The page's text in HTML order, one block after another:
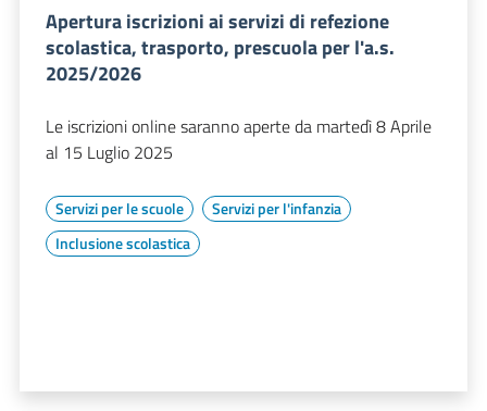
Apertura iscrizioni ai servizi di refezione
scolastica, trasporto, prescuola per l'a.s.
2025/2026
Le iscrizioni online saranno aperte da martedì 8 Aprile
al 15 Luglio 2025
Servizi per le scuole
Servizi per l'infanzia
Inclusione scolastica